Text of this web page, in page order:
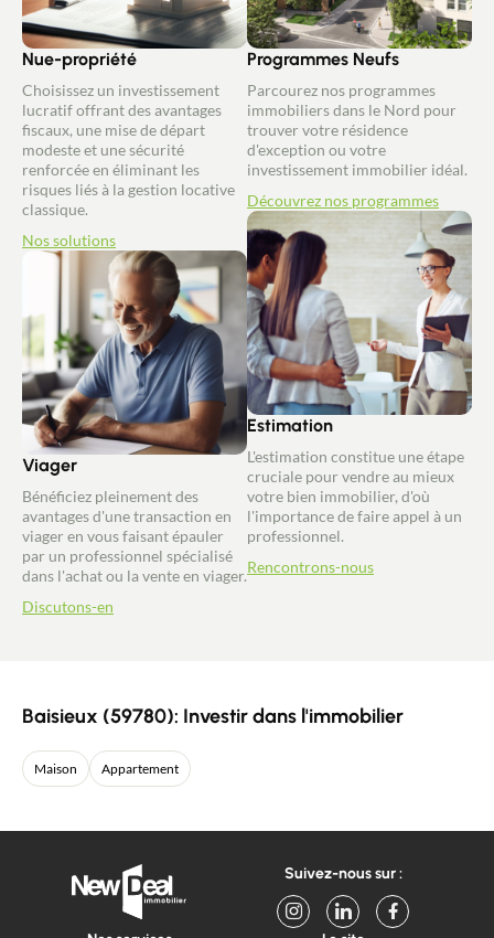
Nue-propriété
Choisissez un investissement
lucratif offrant des avantages
fiscaux, une mise de départ
modeste et une sécurité
renforcée en éliminant les
risques liés à la gestion locative
classique.
Nos solutions
Viager
Bénéficiez pleinement des
avantages d'une transaction en
viager en vous faisant épauler
par un professionnel spécialisé
dans l'achat ou la vente en viager.
Discutons-en
Programmes Neufs
Parcourez nos programmes
immobiliers dans le Nord pour
trouver votre résidence
d'exception ou votre
investissement immobilier idéal.
Découvrez nos programmes
Estimation
L'estimation constitue une étape
cruciale pour vendre au mieux
votre bien immobilier, d'où
l'importance de faire appel à un
professionnel.
Rencontrons-nous
Baisieux (59780): Investir dans l'immobilier
Maison Appartement
Suivez-nous sur :